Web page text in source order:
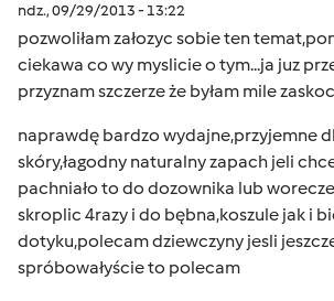
ndz., 09/29/2013 - 13:22
pozwoliłam załozyc sobie ten
ciekawa co wy myslicie o tym...ja juz
przyznam szczerze że byłam mile
naprawdę bardzo wydajne,przyjemne
skóry,łagodny naturalny zapach jeli
pachniało to do dozownika lub
skroplic 4razy i do bębna,koszule jak i
dotyku,polecam dziewczyny jesli
spróbowałyście to polecam